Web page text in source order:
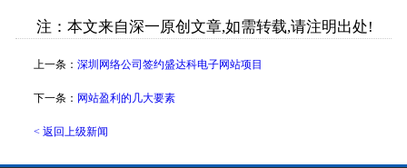
注：本文来自深一原创文章,如需转载,请注明出处!
上一条： 深圳网络公司签约盛达科电子网站项目
下一条： 网站盈利的几大要素
< 返回上级新闻